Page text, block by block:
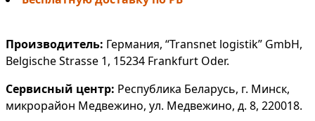
Производитель: Германия, “Transnet logistik” GmbH,
Belgische Strasse 1, 15234 Frankfurt Oder.
Сервисный центр: Республика Беларусь, г. Минск,
микрорайон Медвежино, ул. Медвежино, д. 8, 220018.